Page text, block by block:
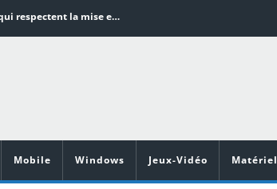
Word en PDF : les outils qui respectent la mise en page
Vidéoprojecteurs Asus : Top 6 des meilleurs modèles de la marque
Mobile Windows Jeux-Vidéo Matériel